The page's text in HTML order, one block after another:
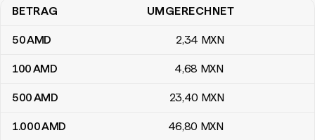
Umrechnungstabelle Armenische Dram zu Mexikanische Pesos
BETRAG UMGERECHNET
50AMD 2,34 MXN
100AMD 4,68 MXN
500AMD 23,40 MXN
1.000AMD 46,80 MXN